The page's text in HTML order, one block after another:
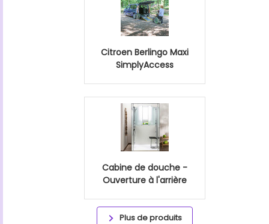
Citroen Berlingo Maxi
SimplyAccess
Cabine de douche -
Ouverture à l'arrière
Plus de produits